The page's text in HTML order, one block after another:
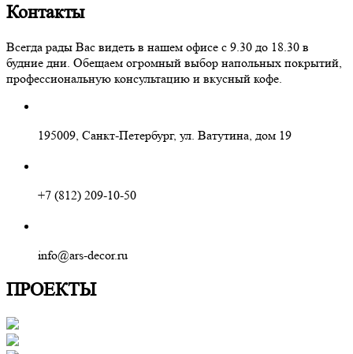
Контакты
Всегда рады Вас видеть в нашем офисе с 9.30 до 18.30 в
будние дни. Обещаем огромный выбор напольных покрытий,
профессиональную консультацию и вкусный кофе.
195009, Санкт-Петербург, ул. Ватутина, дом 19
+7 (812) 209-10-50
info@ars-decor.ru
ПРОЕКТЫ